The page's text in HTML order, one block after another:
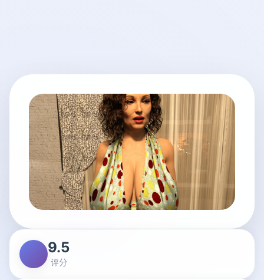
9.5
评分